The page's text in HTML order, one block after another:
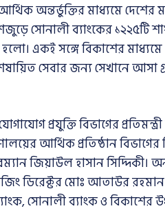
অন্তর্ভুক্তির মাধ্যমে দেশের
সোনালী ব্যাংকের ১২২৫টি
একই সঙ্গে বিকাশের
সেবার জন্য সেখানে আসা
প্রযুক্তি বিভাগের
আর্থিক প্রতিষ্ঠান
জিয়াউল হাসান
ডিরেক্টর মোঃ আতাউর রহমান
সোনালী ব্যাংক ও বিকাশের